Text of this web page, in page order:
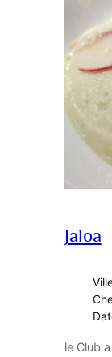
Jaloa
le Club